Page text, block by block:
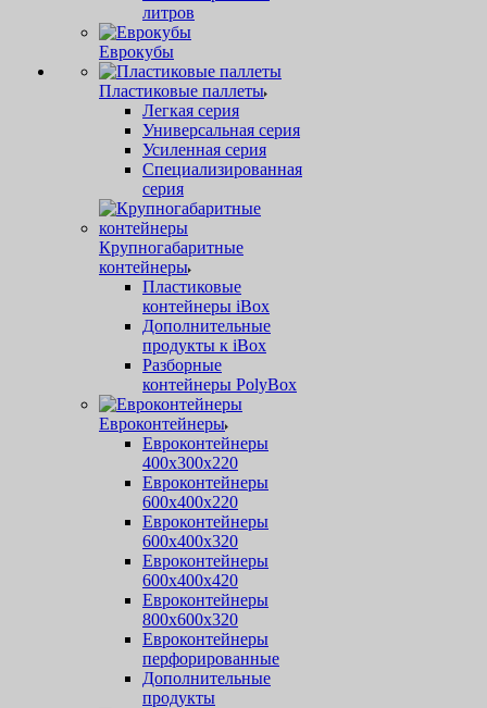
литров
Еврокубы
Пластиковые паллеты
Легкая серия
Универсальная серия
Усиленная серия
Специализированная
серия
Крупногабаритные
контейнеры
Пластиковые
контейнеры iBox
Дополнительные
продукты к iBox
Разборные
контейнеры PolyBox
Евроконтейнеры
Евроконтейнеры
400х300х220
Евроконтейнеры
600х400х220
Евроконтейнеры
600х400х320
Евроконтейнеры
600х400х420
Евроконтейнеры
800х600х320
Евроконтейнеры
перфорированные
Дополнительные
продукты